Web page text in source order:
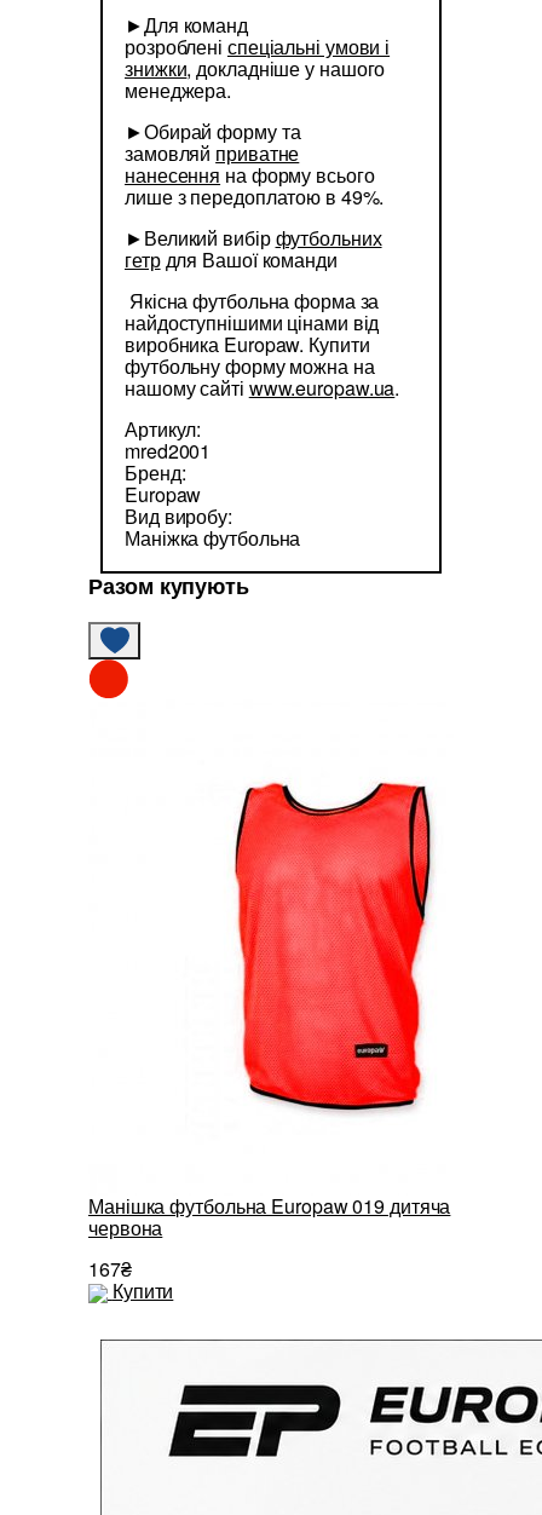
►Для команд
розроблені спеціальні умови і
знижки, докладніше у нашого
менеджера.
►Обирай форму та
замовляй приватне
нанесення на форму всього
лише з передоплатою в 49%.
►Великий вибірфутбольних
гетрдля Вашої команди
Якісна футбольна форма за
найдоступнішими цінами від
виробника Europaw. Купити
футбольну форму можна на
нашому сайті www.europaw.ua.
Артикул:
mred2001
Бренд:
Europaw
Вид виробу:
Маніжка футбольна
Разом купують
Манішка футбольна Europaw 019 дитяча
червона
167₴
Купити